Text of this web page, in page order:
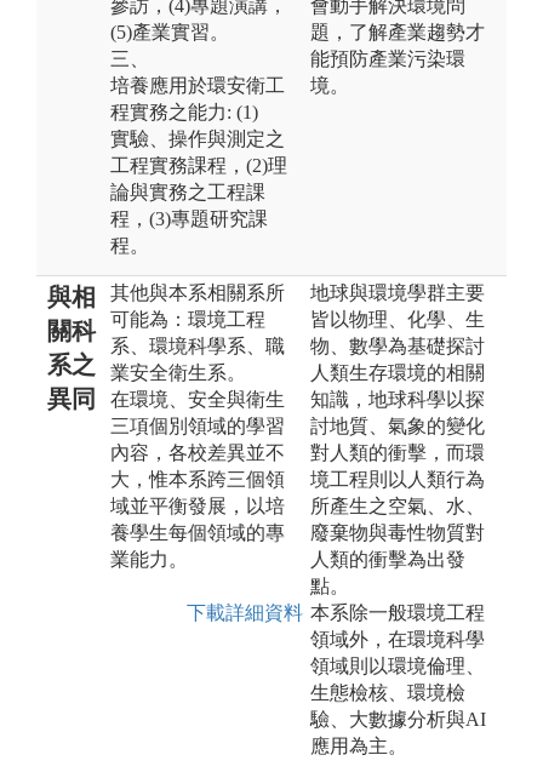
參訪，(4)專題演講，
(5)產業實習。
三、
培養應用於環安衛工
程實務之能力: (1)
實驗、操作與測定之
工程實務課程，(2)理
論與實務之工程課
程，(3)專題研究課
程。
會動手解決環境問
題，了解產業趨勢才
能預防產業污染環
境。
與相
關科
系之
異同
其他與本系相關系所
可能為：環境工程
系、環境科學系、職
業安全衛生系。
在環境、安全與衛生
三項個別領域的學習
內容，各校差異並不
大，惟本系跨三個領
域並平衡發展，以培
養學生每個領域的專
業能力。
下載詳細資料
地球與環境學群主要
皆以物理、化學、生
物、數學為基礎探討
人類生存環境的相關
知識，地球科學以探
討地質、氣象的變化
對人類的衝擊，而環
境工程則以人類行為
所產生之空氣、水、
廢棄物與毒性物質對
人類的衝擊為出發
點。
本系除一般環境工程
領域外，在環境科學
領域則以環境倫理、
生態檢核、環境檢
驗、大數據分析與AI
應用為主。